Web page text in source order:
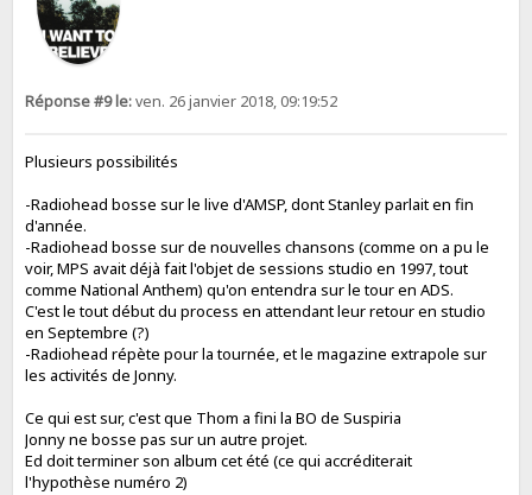
Réponse #9 le:ven. 26 janvier 2018, 09:19:52
Plusieurs possibilités
-Radiohead bosse sur le live d'AMSP, dont Stanley parlait en fin
d'année.
-Radiohead bosse sur de nouvelles chansons (comme on a pu le
voir, MPS avait déjà fait l'objet de sessions studio en 1997, tout
comme National Anthem) qu'on entendra sur le tour en ADS.
C'est le tout début du process en attendant leur retour en studio
en Septembre (?)
-Radiohead répète pour la tournée, et le magazine extrapole sur
les activités de Jonny.
Ce qui est sur, c'est que Thom a fini la BO de Suspiria
Jonny ne bosse pas sur un autre projet.
Ed doit terminer son album cet été (ce qui accréditerait
l'hypothèse numéro 2)